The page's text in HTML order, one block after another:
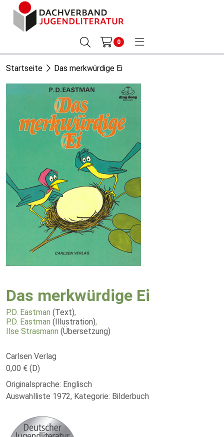
0
Startseite Das merkwürdige Ei
Das merkwürdige Ei
P.D. Eastman (Text),
P.D. Eastman (Illustration),
Ilse Strasmann (Übersetzung)
Carlsen Verlag
0,00 € (D)
Originalsprache: Englisch
Auswahlliste 1972, Kategorie: Bilderbuch